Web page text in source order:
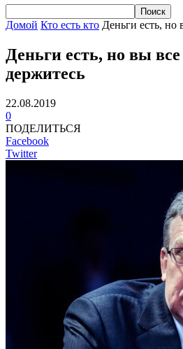
Домой Кто есть кто Деньги есть, но
Деньги есть, но вы
держитесь
22.08.2019
0
ПОДЕЛИТЬСЯ
Facebook
Twitter